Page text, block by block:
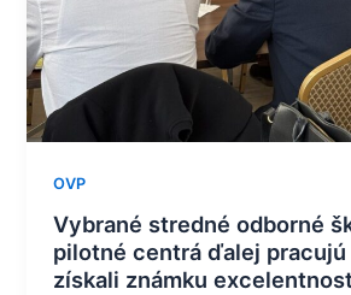
OVP
Vybrané stredné odborné
pilotné centrá ďalej pracujú
získali známku
excelentnosti